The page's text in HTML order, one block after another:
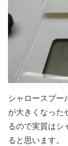
シャロースプー
が大きくなった
るので実質はシ
ると思います。